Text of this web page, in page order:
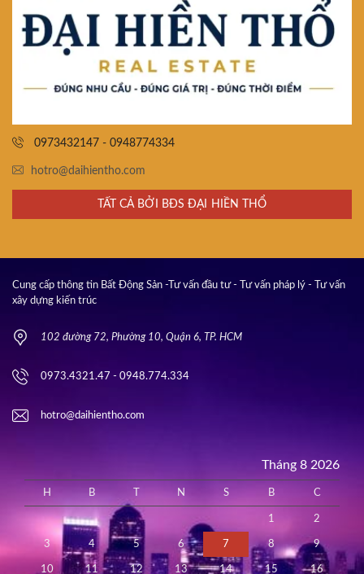
0973432147 - 0948774334
hotro@daihientho.com
TẤT CẢ BỞI BĐS ĐẠI HIỀN THỔ
Cung cấp thông tin Bất Động Sản -Tư vấn đầu tư - Tư vấn pháp lý - Tư vấn
xây dựng kiến trúc
102 đường 72, Phường 10, Quận 6, TP. HCM
0973.4321.47 - 0948.774.334
hotro@daihientho.com
Tháng 8 2026
H B N S B C
1 2
3 4 5 6 7 8 9
10 11 12 13 14 15 16